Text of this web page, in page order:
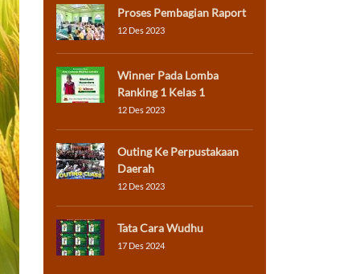
Proses Pembagian Raport
12 Des 2023
Winner Pada Lomba
Ranking 1 Kelas 1
12 Des 2023
Outing Ke Perpustakaan
Daerah
12 Des 2023
Tata Cara Wudhu
17 Des 2024